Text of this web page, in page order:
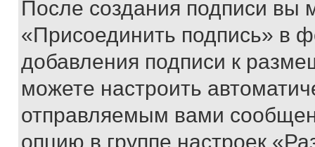
После создания подписи вы
«Присоединить подпись» в
добавления подписи к
можете настроить
отправляемым вами
опцию в группе настроек